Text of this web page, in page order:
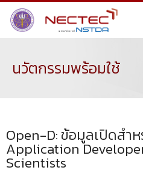
นวัตกรรมพร้อมใช้
Open-D: ข้อมูลเปิดสำ
Application
Scientists